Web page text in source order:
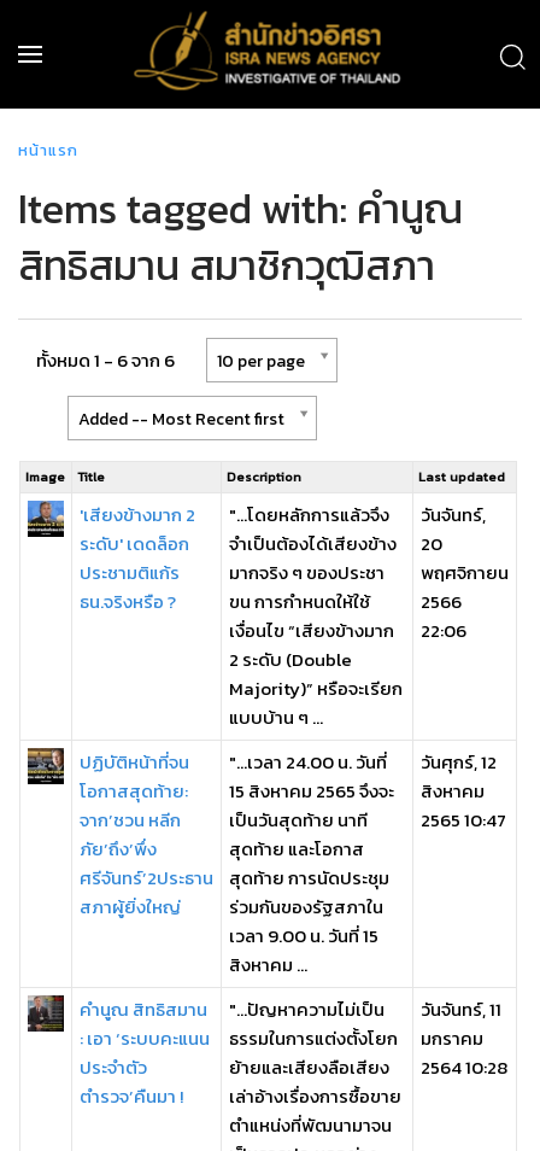
หน้าแรก
Items tagged with: คำนูณ
สิทธิสมาน สมาชิกวุฒิสภา
ทั้งหมด 1 - 6 จาก 6 10 per page
Added -- Most Recent first
Image Title Description Last updated
'เสียงข้างมาก 2
ระดับ' เดดล็อก
ประชามติแก้ร
ธน.จริงหรือ ?
"...โดยหลักการแล้วจึง
จำเป็นต้องได้เสียงข้าง
มากจริง ๆ ของประชา
ขน การกำหนดให้ใช้
เงื่อนไข “เสียงข้างมาก
2 ระดับ (Double
Majority)” หรือจะเรียก
แบบบ้าน ๆ ...
วันจันทร์,
20
พฤศจิกายน
2566
22:06
ปฏิบัติหน้าที่จน
โอกาสสุดท้าย:
จาก’ชวน หลีก
ภัย’ถึง’พึ่ง
ศรีจันทร์’2ประธาน
สภาผู้ยิ่งใหญ่
"...เวลา 24.00 น. วันที่
15 สิงหาคม 2565 จึงจะ
เป็นวันสุดท้าย นาที
สุดท้าย และโอกาส
สุดท้าย การนัดประชุม
ร่วมกันของรัฐสภาใน
เวลา 9.00 น. วันที่ 15
สิงหาคม ...
วันศุกร์, 12
สิงหาคม
2565 10:47
คำนูณ สิทธิสมาน
: เอา ‘ระบบคะแนน
ประจำตัว
ตำรวจ’คืนมา !
"...ปัญหาความไม่เป็น
ธรรมในการแต่งตั้งโยก
ย้ายและเสียงลือเสียง
เล่าอ้างเรื่องการซื้อขาย
ตำแหน่งที่พัฒนามาจน
วันจันทร์, 11
มกราคม
2564 10:28